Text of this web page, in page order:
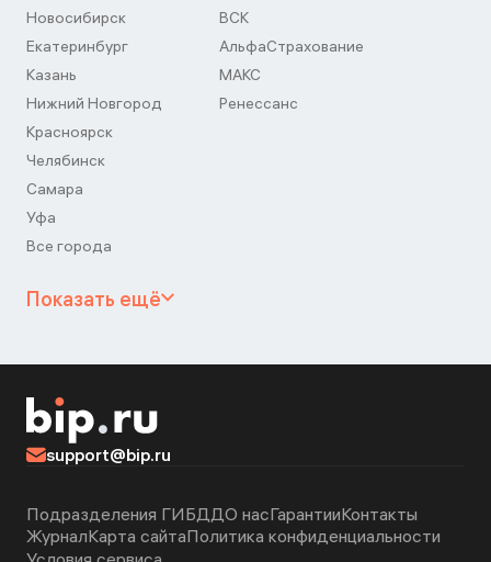
Новосибирск
Екатеринбург
Казань
Нижний Новгород
Красноярск
Челябинск
Самара
Уфа
Все города
ВСК
АльфаСтрахование
МАКС
Ренессанс
Показать ещё
support@bip.ru
Подразделения ГИБДДО насГарантииКонтакты
ЖурналКарта сайтаПолитика конфиденциальности